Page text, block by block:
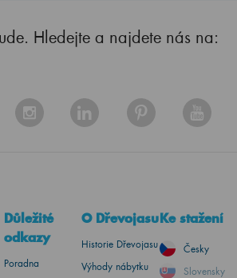
Hledejte a najdete nás na:
Důležité
odkazy
Poradna
O Dřevojasu
Historie Dřevojasu
Výhody nábytku
Ke stažení
Česky
Slovensky